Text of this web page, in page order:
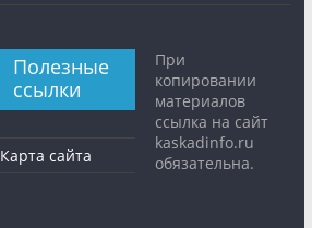
Полезные
ссылки
Карта сайта
При
копировании
материалов
ссылка на сайт
kaskadinfo.ru
обязательна.